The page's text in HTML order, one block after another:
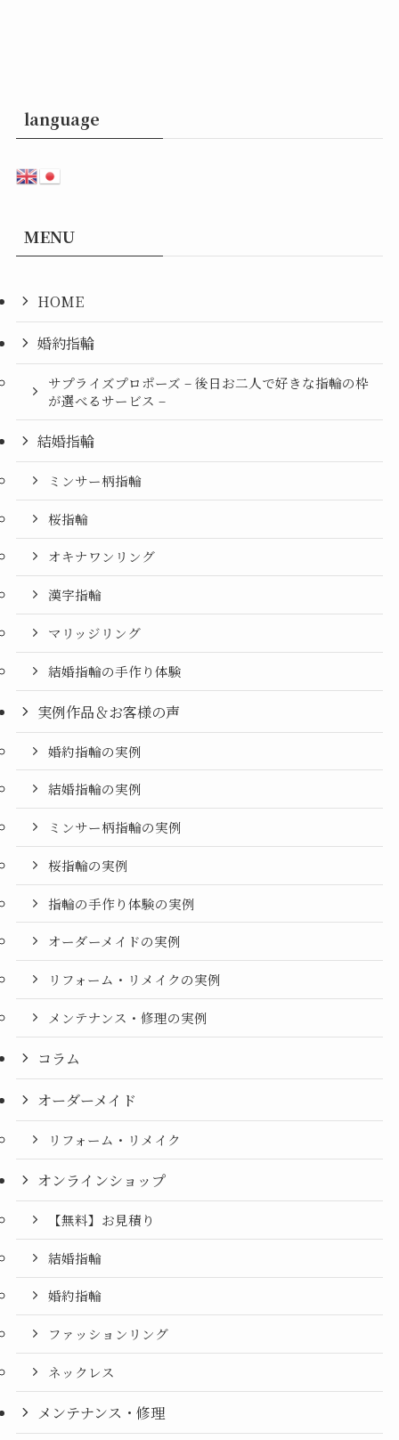
language
MENU
HOME
婚約指輪
サプライズプロポーズ – 後日お二人で好きな指輪の枠
が選べるサービス –
結婚指輪
ミンサー柄指輪
桜指輪
オキナワンリング
漢字指輪
マリッジリング
結婚指輪の手作り体験
実例作品＆お客様の声
婚約指輪の実例
結婚指輪の実例
ミンサー柄指輪の実例
桜指輪の実例
指輪の手作り体験の実例
オーダーメイドの実例
リフォーム・リメイクの実例
メンテナンス・修理の実例
コラム
オーダーメイド
リフォーム・リメイク
オンラインショップ
【無料】お見積り
結婚指輪
婚約指輪
ファッションリング
ネックレス
メンテナンス・修理